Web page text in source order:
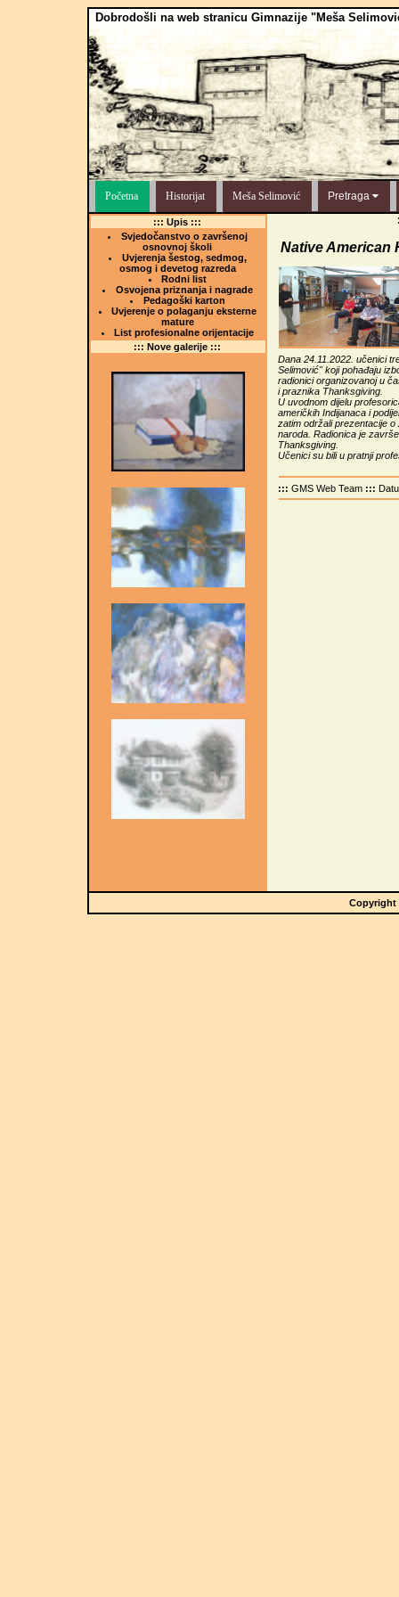
Dobrodošli na web stranicu Gimnazije "Meša
Početna Historijat Meša Selimović Pretraga
::: Upis :::
Svjedočanstvo o završenoj
osnovnoj školi
Uvjerenja šestog, sedmog,
osmog i devetog razreda
Rodni list
Osvojena priznanja i nagrade
Pedagoški karton
Uvjerenje o polaganju eksterne
mature
List profesionalne orijentacije
::: Nove galerije :::
Native American
Dana 24.11.2022. učenici
Selimović" koji pohađaju
radionici organizovanoj u
i praznika Thanksgiving.
U uvodnom dijelu
američkih Indijanaca i
zatim održali prezentacije
naroda. Radionica je
Thanksgiving.
Učenici su bili u pratnji
:::GMS Web Team :::
Copyright